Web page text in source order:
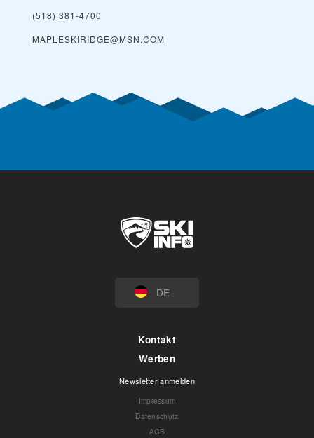
(518) 381-4700
MAPLESKIRIDGE@MSN.COM
DE
Kontakt
Werben
Newsletter anmelden
Impressum
Datenschutz
AGB